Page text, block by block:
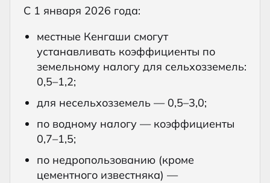
С 1 января 2026 года:
местные Кенгаши смогут
устанавливать коэффициенты по
земельному налогу для сельхозземель:
0,5–1,2;
для несельхозземель — 0,5–3,0;
по водному налогу — коэффициенты
0,7–1,5;
по недропользованию (кроме
цементного известняка) —